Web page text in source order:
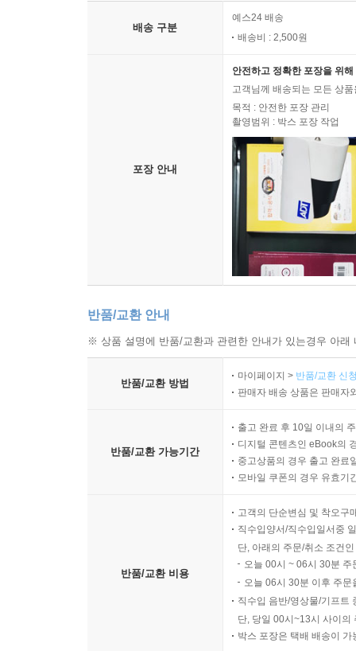
배송 구분
예스24 배송
배송비 : 2,500원
포장 안내
안전하고 정확한 포장을 위
고객님께 배송되는 모든 상
목적 : 안전한 포장 관리
촬영범위 : 박스 포장 작업
반품/교환 안내
※ 상품 설명에 반품/교환과 관련한 안내가 있는경우 아
반품/교환 방법
마이페이지 > 반품/교환 신
판매자 배송 상품은 판매자
반품/교환 가능기간
출고 완료 후 10일 이내의
디지털 콘텐츠인 eBook의
중고상품의 경우 출고 완료
모바일 쿠폰의 경우 유효기
반품/교환 비용
고객의 단순변심 및 착오구
직수입양서/직수입일서중
단, 아래의 주문/취소 조건
오늘 00시 ~ 06시 30분
오늘 06시 30분 이후 주
직수입 음반/영상물/기프트
단, 당일 00시~13시 사이의
박스 포장은 택배 배송이